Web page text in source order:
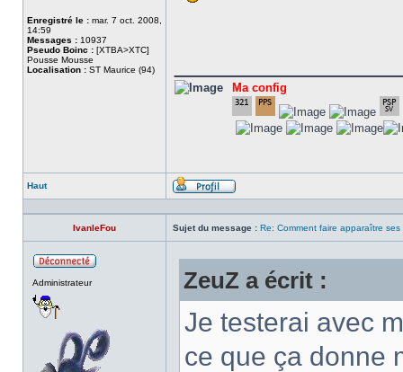
Enregistré le : mar. 7 oct. 2008,
14:59
Messages : 10937
Pseudo Boinc : [XTBA>XTC]
Pousse Mousse
Localisation : ST Maurice (94)
Ma config
Haut
Profil
IvanleFou Sujet du message : Re: Comment faire apparaître ses
Administrateur ZeuZ a écrit :
Je testerai avec
ce que ça donne